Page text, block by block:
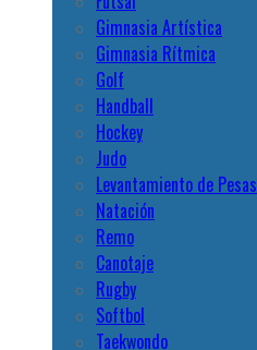
Gimnasia Artística
Gimnasia Rítmica
Golf
Handball
Hockey
Judo
Levantamiento de Pesas
Natación
Remo
Canotaje
Rugby
Softbol
Taekwondo